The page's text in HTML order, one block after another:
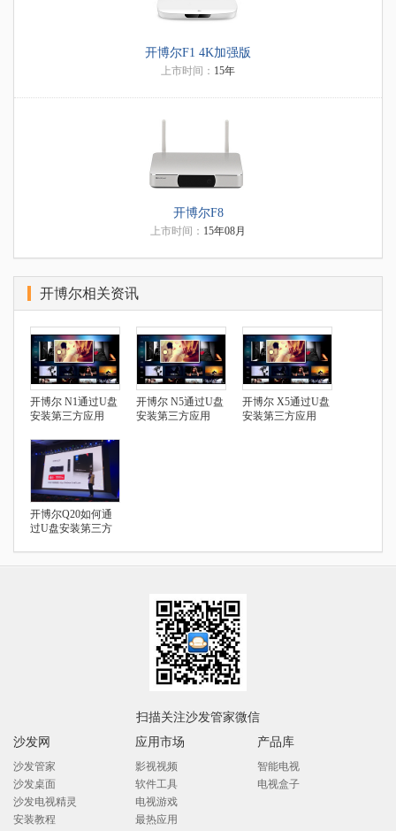
开博尔F1 4K加强版
上市时间： 15年
开博尔F8
上市时间： 15年08月
开博尔相关资讯
开博尔 N1通过U盘
安装第三方应用
开博尔 N5通过U盘
安装第三方应用
开博尔 X5通过U盘
安装第三方应用
开博尔Q20如何通
过U盘安装第三方
扫描关注沙发管家微信
沙发网
沙发管家
沙发桌面
沙发电视精灵
安装教程
应用市场
影视视频
软件工具
电视游戏
最热应用
产品库
智能电视
电视盒子